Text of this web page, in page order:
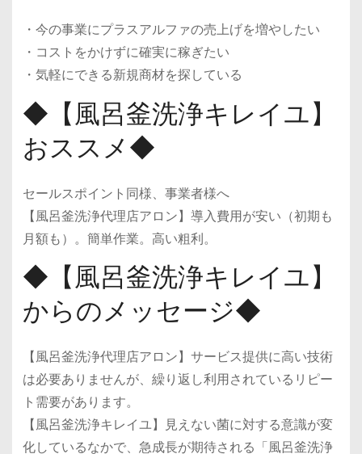
・今の事業にプラスアルファの売上げを増やしたい
・コストをかけずに確実に稼ぎたい
・気軽にできる新規商材を探している
◆【風呂釜洗浄キレイユ】
おススメ◆
セールスポイント同様、事業者様へ
【風呂釜洗浄代理店アロン】導入費用が安い（初期も
月額も）。簡単作業。高い粗利。
◆【風呂釜洗浄キレイユ】
からのメッセージ◆
【風呂釜洗浄代理店アロン】サービス提供に高い技術
は必要ありませんが、繰り返し利用されているリピー
ト需要があります。
【風呂釜洗浄キレイユ】見えない菌に対する意識が変
化しているなかで、急成長が期待される「風呂釜洗浄